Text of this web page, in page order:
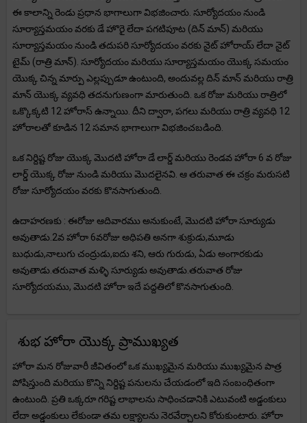
ఈ కాలాన్ని రెండు ప్రధాన భాగాలుగా విభజించారు. సూర్యోదయం నుండి
సూర్యాస్తమయం వరకు డే హొరై లేదా పగటిపూట (దిన్ మాన్) మరియు
సూర్యాస్తమయం నుండి తదుపరి సూర్యోదయం వరకు నైట్ హోరాయ్ లేదా నైట్
టైమ్ (రాత్రి మాన్). సూర్యోదయం మరియు సూర్యాస్తమయం యొక్క సమయం
యొక్క చిన్న మార్పు ఎల్లప్పుడూ ఉంటుంది, అందువల్ల దిన్ మాన్ మరియు రాత్రి
మాన్ యొక్క వ్యవధి తదనుగుణంగా మారుతుంది. ఒక రోజు మరియు రాత్రిలో
ఒక్కొక్కటి 12 హోరాస్ ఉన్నాయి. దీని ద్వారా, పగలు మరియు రాత్రి వ్యవధి 12
హోరాలతో కూడిన 12 సమాన భాగాలుగా విభజించబడింది.
ఒక నిర్దిష్ట రోజు యొక్క మొదటి హోరా డే లార్డ్ మరియు రెండవ హోరా 6 వ రోజు
లార్డ్ యొక్క రోజు నుండి మరియు మొదలైనవి. ఆ తరువాత ఈ చక్రం మరుసటి
రోజు సూర్యోదయం వరకు కొనసాగుతుంది.
ఉదాహరణకు : ఈరోజు ఆదివారము అనుకుంటే, మొదటి హోరా సూర్యుడు
అవుతాడు.2వ హోరా 6వరోజు అధిపతి అనగా శుక్రుడు,మూడు
బుధుడు,నాలుగు చంద్రుడు,ఐదు శని, ఆరు గురుడు, ఏడు అంగారకుడు
అవుతాడు.తరువాత మళ్ళి సూర్యుడు అవుతాడు.తరువాత రోజు
సూర్యోదయము, మొదటి హోరా ఇదే పద్దతిలో కొనసాగుతుంది.
శుభ హోరా యొక్క ప్రాముఖ్యత
హోరా మన రోజువారీ జీవితంలో ఒక ముఖ్యమైన మరియు ముఖ్యమైన పాత్ర
పోషిస్తుంది మరియు కొన్ని నిర్దిష్ట పనులను చేయడంలో ఇది సంబంధితంగా
ఉంటుంది. ప్రతి ఒక్కరూ గరిష్ట లాభాలను సాధించడానికి ఎటువంటి అడ్డంకులు
లేదా అడ్డంకులు లేకుండా తమ లక్ష్యాలను నెరవేర్చాలని కోరుకుంటారు. హోరా